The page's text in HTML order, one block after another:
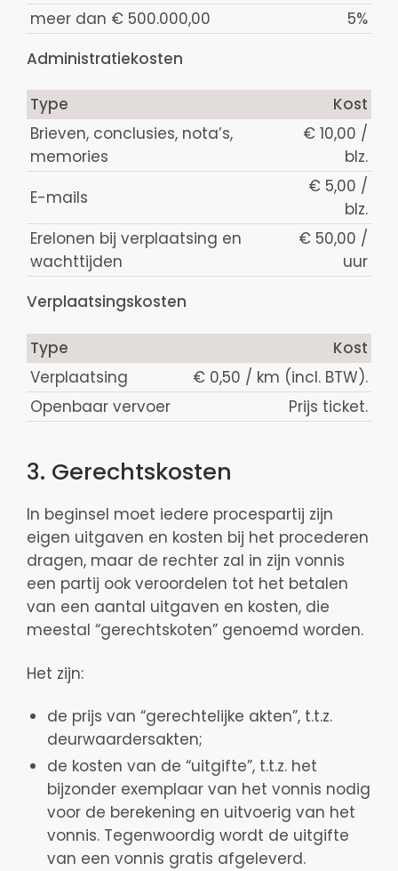
meer dan € 500.000,00
5%
Administratiekosten
Type
Kost
Brieven, conclusies, nota’s,
memories
€ 10,00 /
blz.
E-mails
€ 5,00 /
blz.
Erelonen bij verplaatsing en
wachttijden
€ 50,00 /
uur
Verplaatsingskosten
Type
Kost
Verplaatsing
€ 0,50 / km (incl. BTW).
Openbaar vervoer
Prijs ticket.
3. Gerechtskosten
In beginsel moet iedere procespartij zijn
eigen uitgaven en kosten bij het procederen
dragen, maar de rechter zal in zijn vonnis
een partij ook veroordelen tot het betalen
van een aantal uitgaven en kosten, die
meestal “gerechtskoten” genoemd worden.
Het zijn:
de prijs van “gerechtelijke akten”, t.t.z.
deurwaardersakten;
de kosten van de “uitgifte”, t.t.z. het
bijzonder exemplaar van het vonnis nodig
voor de berekening en uitvoerig van het
vonnis. Tegenwoordig wordt de uitgifte
van een vonnis gratis afgeleverd.